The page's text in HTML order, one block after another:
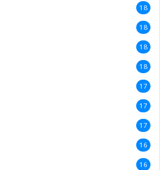
18
18
18
18
17
17
17
16
16